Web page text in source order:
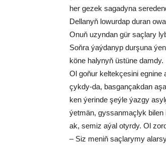
her ge­zek sa­ga­dy­na
Del­la­nyň lo­wur­dap du­ran
Onuň uzyn­dan gür saç­la­ry
Soň­ra ýaý­da­nyp dur­şu­na
kö­ne ha­ly­nyň üs­tü­ne dam­dy.
Ol go­ňur kel­tek­çe­si­ni eg­ni­ne
çyk­dy-da, bas­gan­çak­dan
ken ýe­rin­de şeý­le ýaz­gy
ýet­män, gys­san­maç­lyk
ak, se­miz aýal otyr­dy. Ol
– Siz meniň saç­la­ry­my